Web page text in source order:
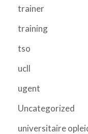
trainer
training
tso
ucll
ugent
Uncategorized
universitaire